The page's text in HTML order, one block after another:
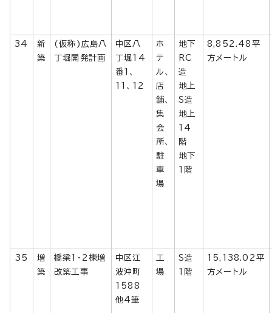
34
新
築
(仮称)広島八
丁堀開発計画
中区八
丁堀14
番1、
11、12
ホ
テ
ル、
店
舗、
集
会
所、
駐
車
場
地下
RC
造
地上
S造
地上
14
階
地下
1階
8,852.48平
方メートル
35
増
築
橋梁1・2棟増
改築工事
中区江
波沖町
1588
他4筆
工
場
S造
1階
15,138.02平
方メートル